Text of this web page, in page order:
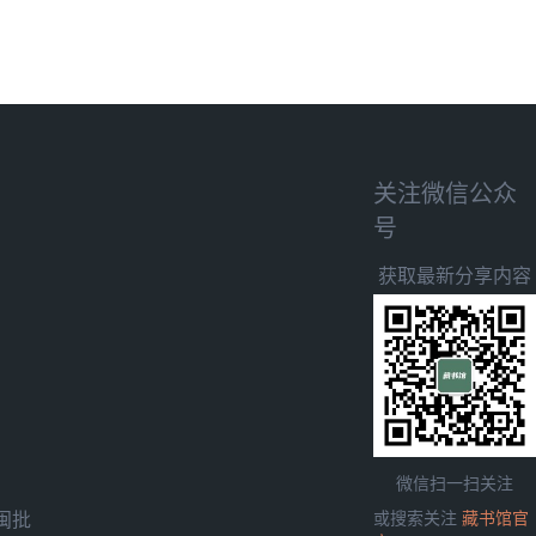
批
关注微信公众
号
获取最新分享内容
微信扫一扫关注
或搜索关注 藏书馆官